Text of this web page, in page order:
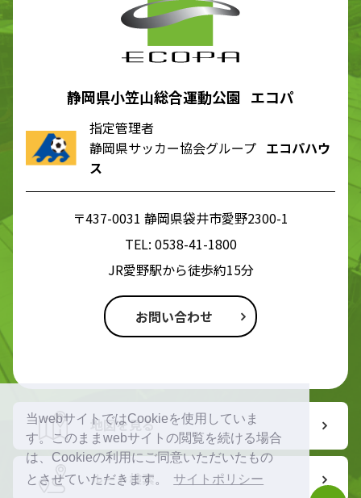
当webサイトではCookieを使用していま
す。このままwebサイトの閲覧を続ける場合
は、Cookieの利用にご同意いただいたもの
とさせていただきます。
サイトポリシー
静岡県小笠山総合運動公園 エコパ
指定管理者
静岡県サッカー協会グループ エコパハウ
ス
〒437-0031 静岡県袋井市愛野2300-1
TEL: 0538-41-1800
JR愛野駅から徒歩約15分
お問い合わせ
地図を見る
ルート検索